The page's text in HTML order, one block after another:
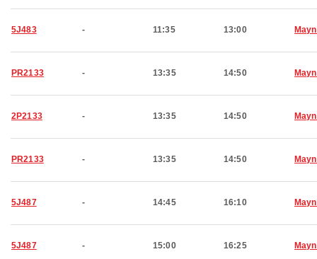
5J483 - 11:35 13:00
PR2133 - 13:35 14:50
2P2133 - 13:35 14:50
PR2133 - 13:35 14:50
5J487 - 14:45 16:10
5J487 - 15:00 16:25